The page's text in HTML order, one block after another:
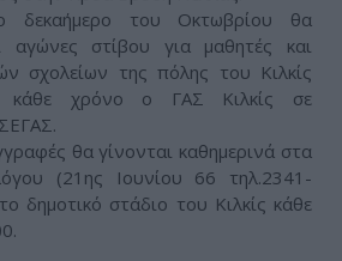
δεκαήμερο του Οκτωβρίου θα
αγώνες στίβου για μαθητές και
σχολείων της πόλης του Κιλκίς
κάθε χρόνο ο ΓΑΣ Κιλκίς σε
θα γίνονται καθημερινά στα
(21ης Ιουνίου 66 τηλ.2341-
δημοτικό στάδιο του Κιλκίς κάθε